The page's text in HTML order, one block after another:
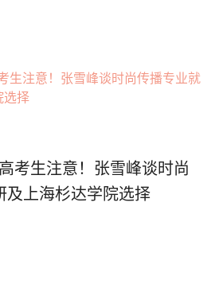
考生注意！张雪峰谈时尚
及上海杉达学院选择